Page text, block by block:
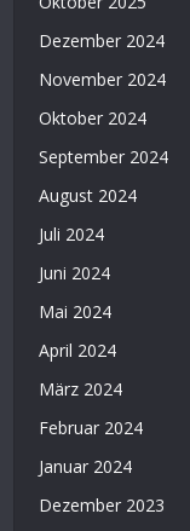
Dezember 2024
November 2024
Oktober 2024
September 2024
August 2024
Juli 2024
Juni 2024
Mai 2024
April 2024
März 2024
Februar 2024
Januar 2024
Dezember 2023